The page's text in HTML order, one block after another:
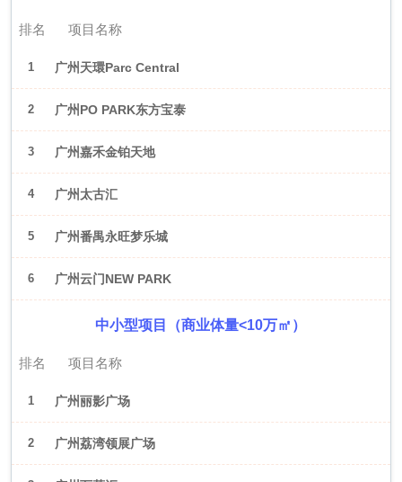
排名 项目名称
1 广州天環Parc Central
2 广州PO PARK东方宝泰
3 广州嘉禾金铂天地
4 广州太古汇
5 广州番禺永旺梦乐城
6 广州云门NEW PARK
中小型项目（商业体量<10万㎡）
排名 项目名称
1 广州丽影广场
2 广州荔湾领展广场